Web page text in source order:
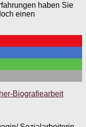
haben Sie
einen
Biografiearbeit